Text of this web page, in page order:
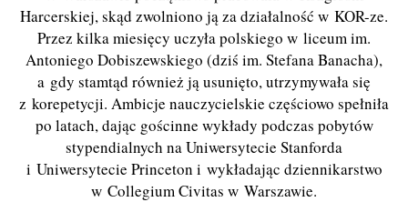
Harcerskiej, skąd zwolniono ją za działalność w KOR-ze.
Przez kilka miesięcy uczyła polskiego w liceum im.
Antoniego Dobiszewskiego (dziś im. Stefana Banacha),
a gdy stamtąd również ją usunięto, utrzymywała się
z korepetycji. Ambicje nauczycielskie częściowo spełniła
po latach, dając gościnne wykłady podczas pobytów
stypendialnych na Uniwersytecie Stanforda
i Uniwersytecie Princeton i wykładając dziennikarstwo
w Collegium Civitas w Warszawie.